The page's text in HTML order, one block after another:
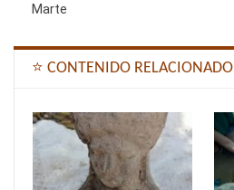
Marte
⭐ CONTENIDO RELACIONADO